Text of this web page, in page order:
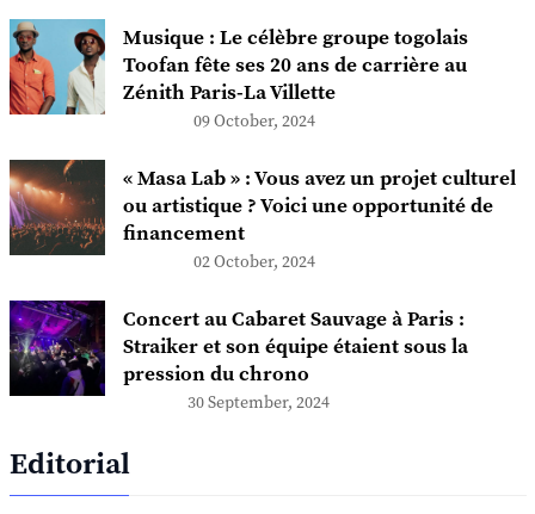
Musique : Le célèbre groupe togolais
Toofan fête ses 20 ans de carrière au
Zénith Paris-La Villette
09 October, 2024
« Masa Lab » : Vous avez un projet culturel
ou artistique ? Voici une opportunité de
financement
02 October, 2024
Concert au Cabaret Sauvage à Paris :
Straiker et son équipe étaient sous la
pression du chrono
30 September, 2024
Editorial